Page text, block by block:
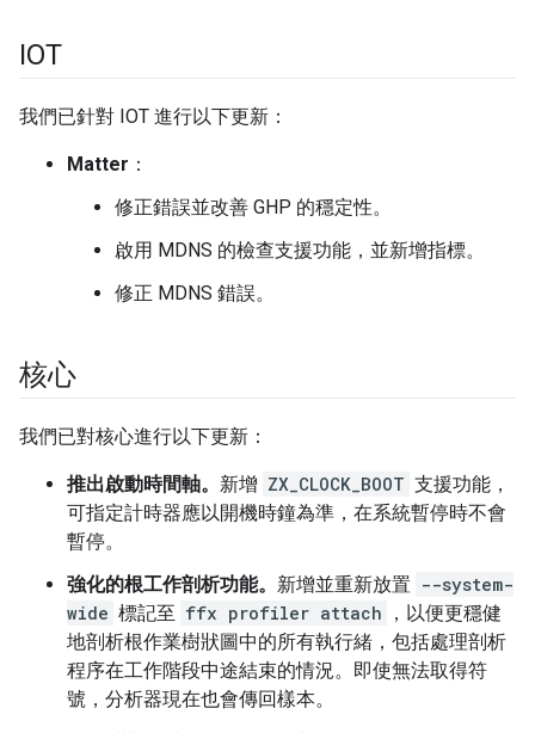
IOT
我們已針對 IOT 進行以下更新：
Matter ：
修正錯誤並改善 GHP 的穩定性。
啟用 MDNS 的檢查支援功能，並新增指標。
修正 MDNS 錯誤。
核心
我們已對核心進行以下更新：
推出啟動時間軸。 新增 ZX_CLOCK_BOOT 支援功能，
可指定計時器應以開機時鐘為準，在系統暫停時不會
暫停。
強化的根工作剖析功能。 新增並重新放置 --system-
wide 標記至 ffx profiler attach
，以便更穩健
地剖析根作業樹狀圖中的所有執行緒，包括處理剖析
程序在工作階段中途結束的情況。即使無法取得符
號，分析器現在也會傳回樣本。